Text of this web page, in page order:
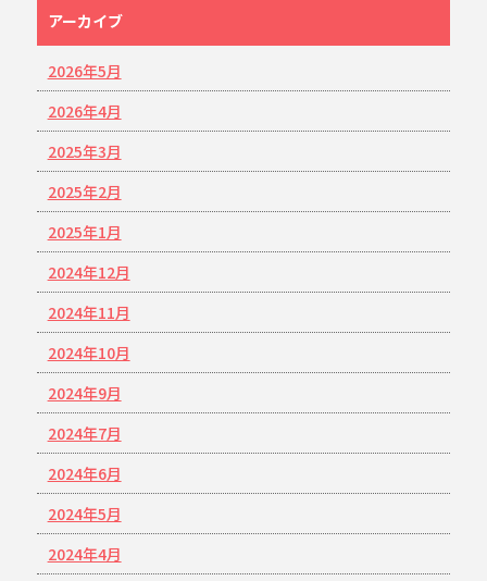
アーカイブ
2026年5月
2026年4月
2025年3月
2025年2月
2025年1月
2024年12月
2024年11月
2024年10月
2024年9月
2024年7月
2024年6月
2024年5月
2024年4月